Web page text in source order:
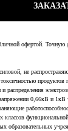
офертой. Точную
не
продуктов
распределения
0,66кВ и 1кВ
классов
образовательных